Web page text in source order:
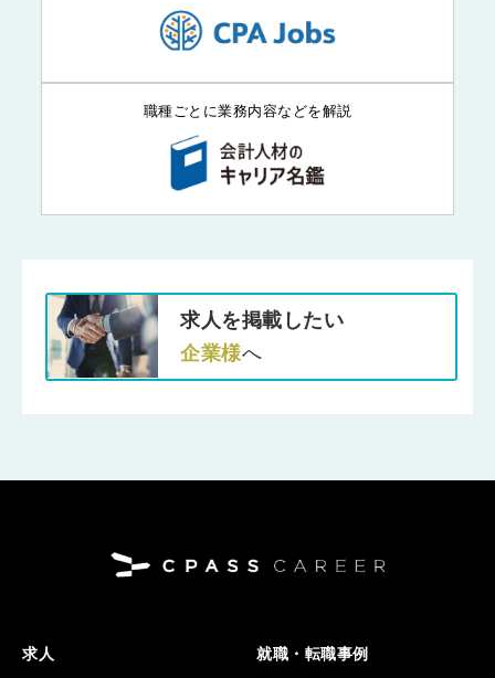
職種ごとに業務内容などを解説
求人を掲載したい
企業様へ
求人 就職・転職事例